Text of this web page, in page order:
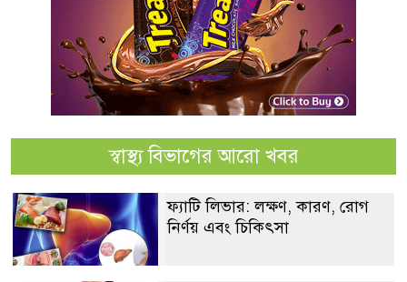
স্বাস্থ্য বিভাগের আরো খবর
ফ্যাটি লিভার: লক্ষণ, কারণ, রোগ
নির্ণয় এবং চিকিৎসা